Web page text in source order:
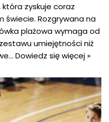
zyskuje coraz
świecie. Rozgrywana na
plażowa wymaga od
umiejętności niż
Dowiedz się więcej »